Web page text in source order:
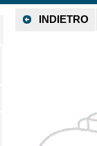
INDIETRO